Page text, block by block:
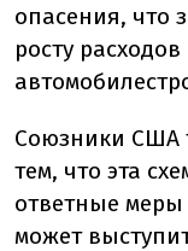
опасения, что
росту
Союзники США
тем, что эта
ответные
может